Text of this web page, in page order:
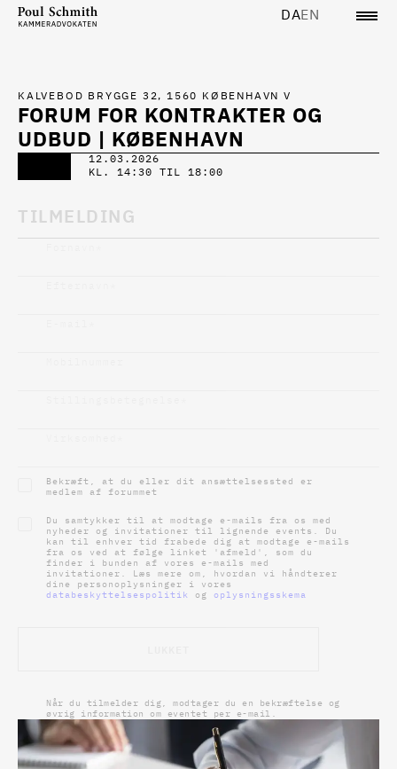
DAEN
FORUM FOR KONTRAKTER OG
UDBUD | KØBENHAVN
KALVEBOD BRYGGE 32, 1560 KØBENHAVN V
12.03.2026
KL. 14:30 TIL 18:00
TILMELDING
Bekræft, at du eller dit ansættelsessted er
medlem af forummet
Du samtykker til at modtage e-mails fra os med
nyheder og invitationer til lignende events. Du
kan til enhver tid frabede dig at modtage e-mails
fra os ved at følge linket 'afmeld', som du
finder i bunden af vores e-mails med
invitationer. Læs mere om, hvordan vi håndterer
dine personoplysninger i vores
databeskyttelsespolitik og oplysningsskema
Når du tilmelder dig, modtager du en bekræftelse og
øvrig information om eventet per e-mail.